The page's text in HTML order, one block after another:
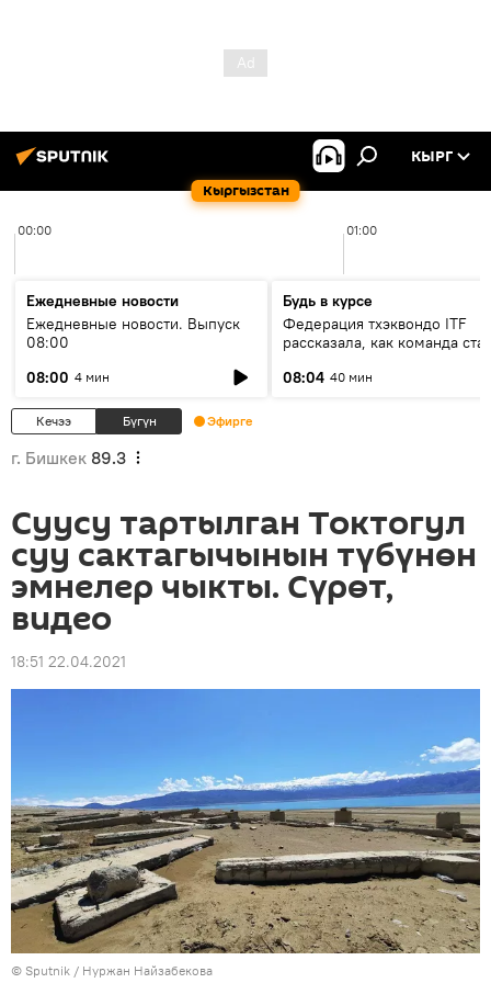
Кыргызстан
КЫРГ
00:00 01:00
Ежедневные новости
Ежедневные новости. Выпуск
08:00
08:00 4 мин
Будь в курсе
Федерация тхэквондо ITF
рассказала, как команда
08:04 40 мин
Кечээ Бүгүн Эфирге
г. Бишкек 89.3
Суусу тартылган Токтогул
суу сактагычынын түбүнөн
эмнелер чыкты. Сүрөт,
видео
18:51 22.04.2021
© Sputnik / Нуржан Найзабекова